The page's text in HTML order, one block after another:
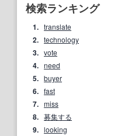
検索ランキング
1. translate
2. technology
3. vote
4. need
5. buyer
6. fast
7. miss
8. 募集する
9. looking